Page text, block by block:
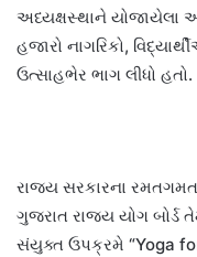
અધ્યક્ષસ્થાને યોજાયેલા આ
હજારો નાગરિકો,
ઉત્સાહભેર ભાગ લીધો હતો.
રાજ્ય સરકારના
ગુજરાત રાજ્ય યોગ બોર્ડ
સંયુક્ત ઉપક્રમે “Yoga